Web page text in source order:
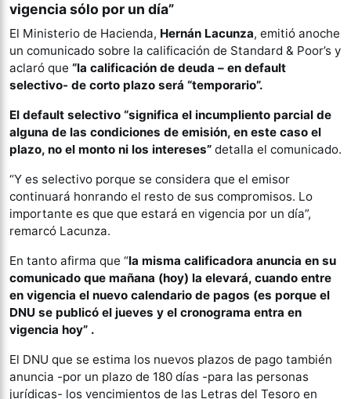
vigencia sólo por un día”
El Ministerio de Hacienda, Hernán Lacunza, emitió anoche
un comunicado sobre la calificación de Standard & Poor’s y
aclaró que “la calificación de deuda – en default
selectivo- de corto plazo será “temporario”.
El default selectivo “significa el incumpliento parcial de
alguna de las condiciones de emisión, en este caso el
plazo, no el monto ni los intereses” detalla el comunicado.
“Y es selectivo porque se considera que el emisor
continuará honrando el resto de sus compromisos. Lo
importante es que que estará en vigencia por un día”,
remarcó Lacunza.
En tanto afirma que “la misma calificadora anuncia en su
comunicado que mañana (hoy) la elevará, cuando entre
en vigencia el nuevo calendario de pagos (es porque el
DNU se publicó el jueves y el cronograma entra en
vigencia hoy” .
El DNU que se estima los nuevos plazos de pago también
anuncia -por un plazo de 180 días -para las personas
jurídicas- los vencimientos de las Letras del Tesoro en